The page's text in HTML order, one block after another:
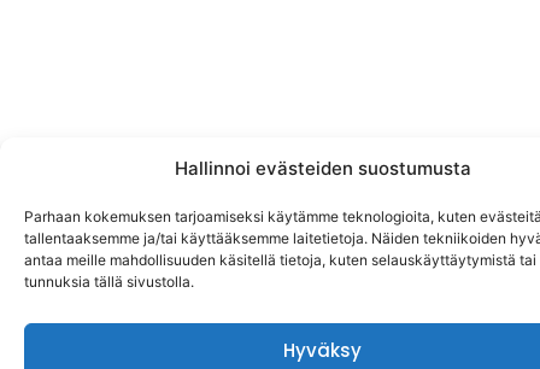
Hallinnoi evästeiden suostumusta
Parhaan kokemuksen tarjoamiseksi käytämme teknologioita, kuten
tallentaaksemme ja/tai käyttääksemme laitetietoja. Näiden tekniikoiden
antaa meille mahdollisuuden käsitellä tietoja, kuten selauskäyttäytymistä
tunnuksia tällä sivustolla.
Hyväksy